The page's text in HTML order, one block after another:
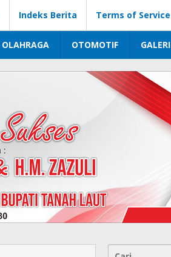
Indeks Berita Terms of Service
OLAHRAGA OTOMOTIF GALERI
Cari